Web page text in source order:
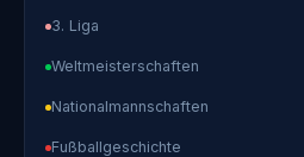
3. Liga
Weltmeisterschaften
Nationalmannschaften
Fußballgeschichte